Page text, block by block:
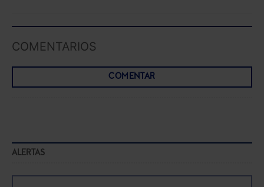
COMENTARIOS
COMENTAR
ALERTAS